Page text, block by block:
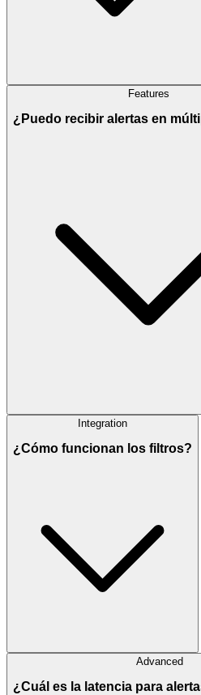
Features
¿Puedo recibir alertas en
Integration
¿Cómo funcionan los filtros?
Advanced
¿Cuál es la latencia para